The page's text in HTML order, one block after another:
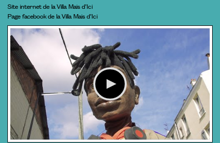
Site internet de la Villa Mais d’Ici
Page facebook de la Villa Mais d’Ici